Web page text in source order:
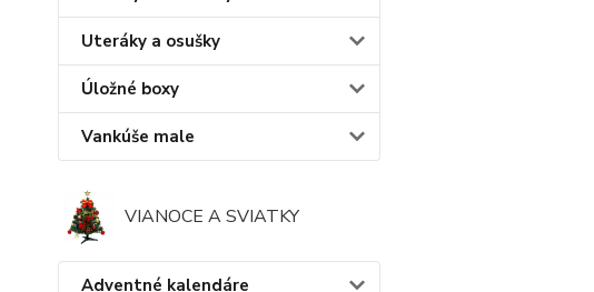
Uteráky a osušky
Úložné boxy
Vankúše male
VIANOCE A SVIATKY
Adventné kalendáre